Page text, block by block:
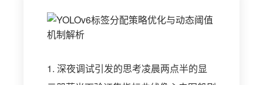
1. 深夜调试引发的思考凌晨两点半的显